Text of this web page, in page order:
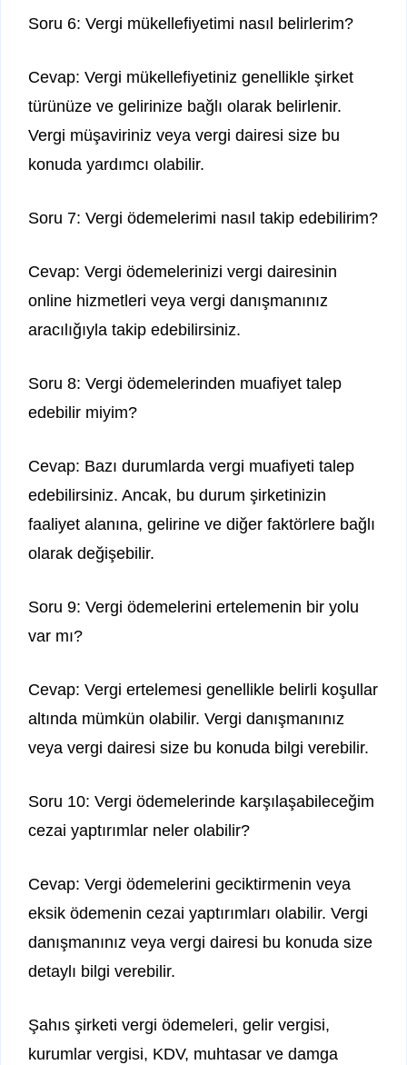
Soru 6: Vergi mükellefiyetimi nasıl belirlerim?
Cevap: Vergi mükellefiyetiniz genellikle şirket
türünüze ve gelirinize bağlı olarak belirlenir.
Vergi müşaviriniz veya vergi dairesi size bu
konuda yardımcı olabilir.
Soru 7: Vergi ödemelerimi nasıl takip edebilirim?
Cevap: Vergi ödemelerinizi vergi dairesinin
online hizmetleri veya vergi danışmanınız
aracılığıyla takip edebilirsiniz.
Soru 8: Vergi ödemelerinden muafiyet talep
edebilir miyim?
Cevap: Bazı durumlarda vergi muafiyeti talep
edebilirsiniz. Ancak, bu durum şirketinizin
faaliyet alanına, gelirine ve diğer faktörlere bağlı
olarak değişebilir.
Soru 9: Vergi ödemelerini ertelemenin bir yolu
var mı?
Cevap: Vergi ertelemesi genellikle belirli koşullar
altında mümkün olabilir. Vergi danışmanınız
veya vergi dairesi size bu konuda bilgi verebilir.
Soru 10: Vergi ödemelerinde karşılaşabileceğim
cezai yaptırımlar neler olabilir?
Cevap: Vergi ödemelerini geciktirmenin veya
eksik ödemenin cezai yaptırımları olabilir. Vergi
danışmanınız veya vergi dairesi bu konuda size
detaylı bilgi verebilir.
Şahıs şirketi vergi ödemeleri, gelir vergisi,
kurumlar vergisi, KDV, muhtasar ve damga